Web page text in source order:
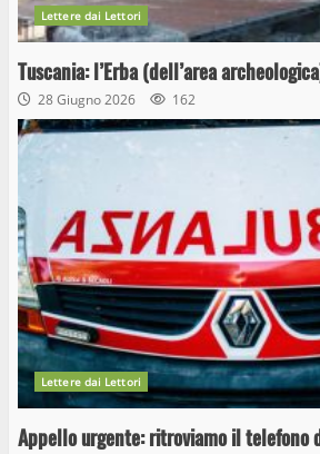
Lettere dai Lettori
Tuscania: l’Erba (dell’area
28 Giugno 2026 162
Lettere dai Lettori
Appello urgente: ritroviamo il telefono